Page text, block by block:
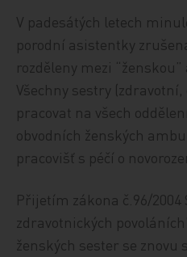
V padesátých letech
porodní asistentky
rozděleny mezi “ženskou”
Všechny sestry
pracovat na všech
obvodních ženských
pracovišť s péčí o
Přijetím zákona č.96/2004
zdravotnických
ženských sester se znovu